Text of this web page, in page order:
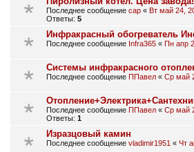
Последнее сообщение cap « Вт май 24,
Ответы: 5
Инфракрасный обогреватель
Последнее сообщение Infra365 « Пн апр
Системы инфракрасного
Последнее сообщение ППавел « Ср май
Последнее сообщение ППавел « Ср май
Ответы: 1
Изразцовый камин
Последнее сообщение vladimir1951 « Чт